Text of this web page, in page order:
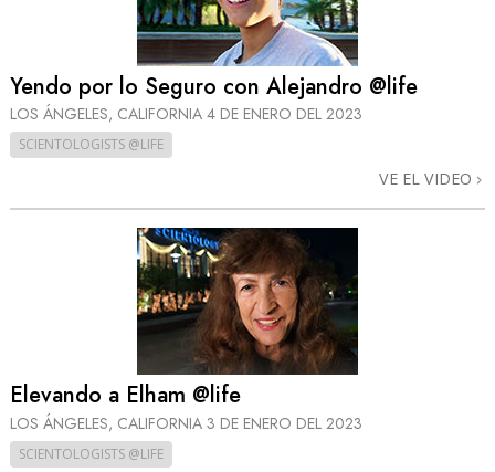
Yendo por lo Seguro con Alejandro @life
LOS ÁNGELES, CALIFORNIA 4 DE ENERO DEL 2023
SCIENTOLOGISTS @LIFE
VE EL VIDEO
Elevando a Elham @life
LOS ÁNGELES, CALIFORNIA 3 DE ENERO DEL 2023
SCIENTOLOGISTS @LIFE